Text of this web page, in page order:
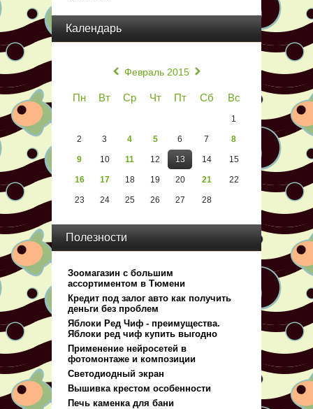
Календарь
« Февраль 2015 »
Пн Вт Ср Чт Пт Сб Вс
1
2 3 4 5 6 7 8
9 10 11 12 13 14 15
16 17 18 19 20 21 22
23 24 25 26 27 28
Полезности
Зоомагазин с большим
ассортиментом в Тюмени
Кредит под залог авто как получить
деньги без проблем
Яблоки Ред Чиф - преимущества.
Яблоки ред чиф купить выгодно
Применение нейросетей в
фотомонтаже и композиции
Светодиодный экран
Вышивка крестом особенности
Печь каменка для бани